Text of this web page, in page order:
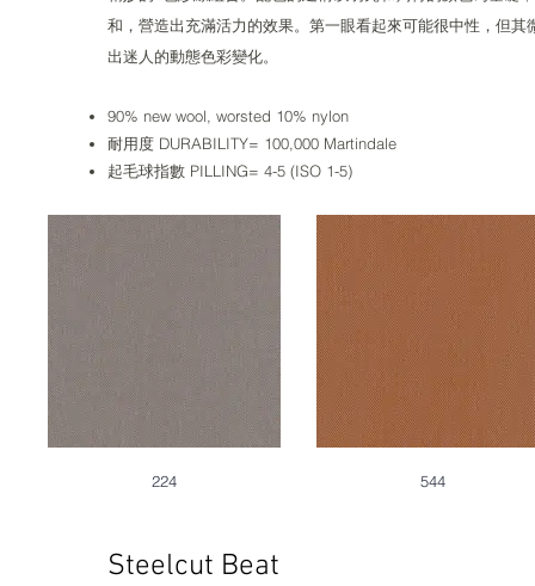
和，營造出充滿活力的效果。第一眼看起來可能很中性，但
出迷人的動態色彩變化。
90% new wool, worsted 10% nylon
耐用度 DURABILITY= 100,000 Martindale
起毛球指數 PILLING= 4-5 (ISO 1-5)
224 544
Steelcut Beat​​​​